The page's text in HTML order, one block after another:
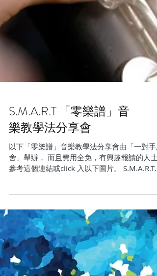
S.M.A.R.T 「零樂譜」⾳
樂教學法分享會
以下「零樂譜」⾳樂教學法分享會由「⼀對⼿
參考這個連結或click 入以下圖片。 S.M.A.R.T
「零樂譜」學習法是為讀寫障礙／學習遲緩學
（以下簡稱SEN）建立的⼀套學習⽅法。...